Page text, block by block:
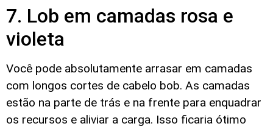
7. Lob em camadas rosa e
violeta
Você pode absolutamente arrasar em camadas
com longos cortes de cabelo bob. As camadas
estão na parte de trás e na frente para enquadrar
os recursos e aliviar a carga. Isso ficaria ótimo